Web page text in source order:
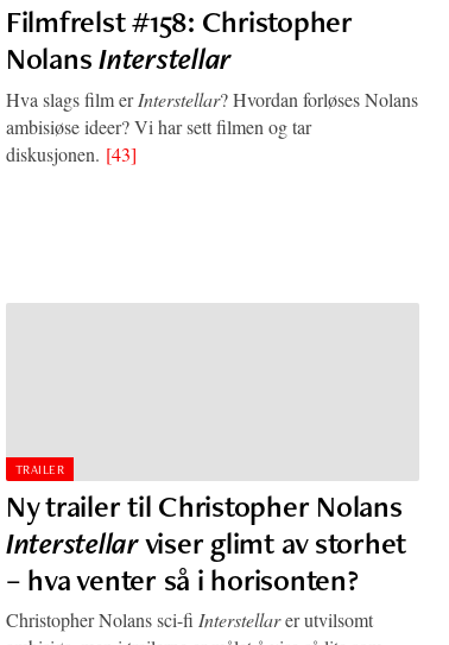
Filmfrelst #158: Christopher
NolansInterstellar
Hva slags film erInterstellar? Hvordan forløses Nolans
ambisiøse ideer? Vi har sett filmen og tar
diskusjonen. [43]
TRAILER
Ny trailer til Christopher Nolans
Interstellarviser glimt av storhet
– hva venter så i horisonten?
Christopher Nolans sci-fi Interstellarer utvilsomt